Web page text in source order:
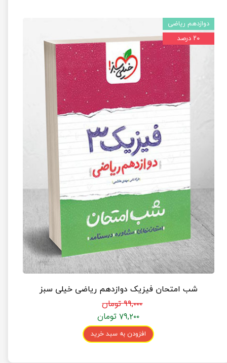
شب امتحان فیزیک دوازدهم ریاضی خیلی سبز
۹۹,۰۰۰ تومان
۷۹,۲۰۰ تومان
افزودن به سبد خرید
دوازدهم ریاضی
۲۰ درصد